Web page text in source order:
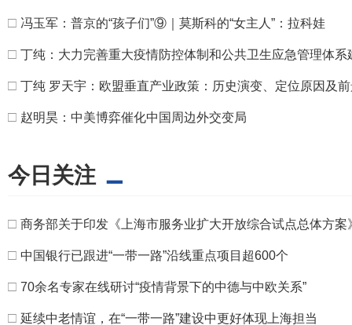
□ 冯玉军：普京的“孩子们”⑨｜莫斯科的“女主人”：拉科娃
□ 丁纯：大力完善重大疫情防控体制和公共卫生应急管理体系
□ 丁纯 罗天宇：欧盟垂直产业政策：历史演变、定位原因及
□ 赵明昊：中美博弈催化中国周边外交变局
今日关注
□ 商务部关于印发《上海市服务业扩大开放综合试点总体方案
□ 中国银行已跟进“一带一路”沿线重点项目超600个
□ 70余名专家在线研讨“疫情背景下的中德与中欧关系”
□ 延续中老情谊，在“一带一路”建设中更好体现上海担当